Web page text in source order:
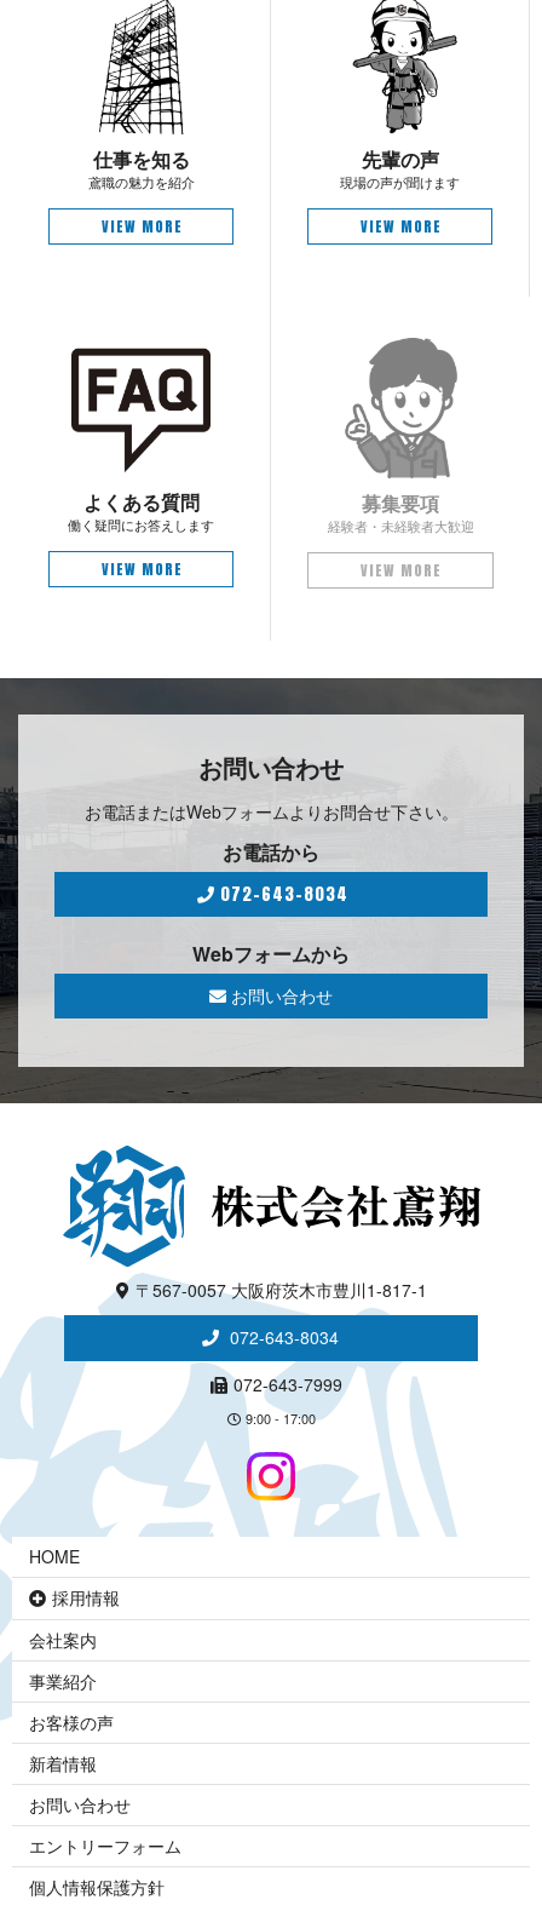
仕 事 を 知 る
鳶職の魅 力 を 紹 介
VIEW MORE
先 輩 の 声
現場の声が 聞 け ま す
VIEW MORE
よく あ る 質 問
働く疑問にお答 え し ま す
VIEW MORE
募 集 要 項
経験者・未経験 者 大 歓 迎
VIEW MORE
お問 い 合 わ せ
お電話またはWebフォームよりお問合せ 下 さ い 。
お 電 話 か ら
072-643-8034
Webフォ ー ム か ら
お問い合わせ
〒567-0057 大阪府茨木市豊川1-817-1
072-643-8034
072-643-7999
9:00 - 17:00
HOME
採用情報
会社案内
事業紹介
お客様の声
新着情報
お問い合わせ
エントリーフォーム
個人情報保護方針